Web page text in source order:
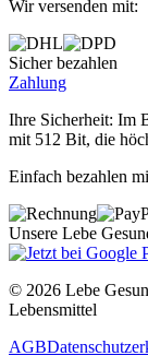
Wir versenden mit:
Sicher bezahlen
Zahlung
Ihre Sicherheit: Im
mit 512 Bit, die
Einfach bezahlen
Unsere Lebe
© 2026 Lebe
Lebensmittel
AGB